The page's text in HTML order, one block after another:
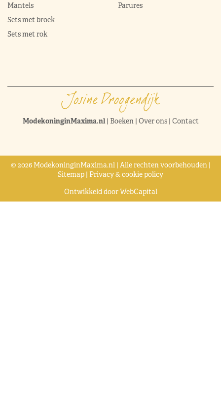
Mantels
Sets met broek
Sets met rok
Parures
ModekoninginMaxima.nl| Boeken| Over ons| Contact
© 2026 ModekoninginMaxima.nl | Alle rechten voorbehouden |
Sitemap | Privacy & cookie policy
Ontwikkeld doorWebCapital